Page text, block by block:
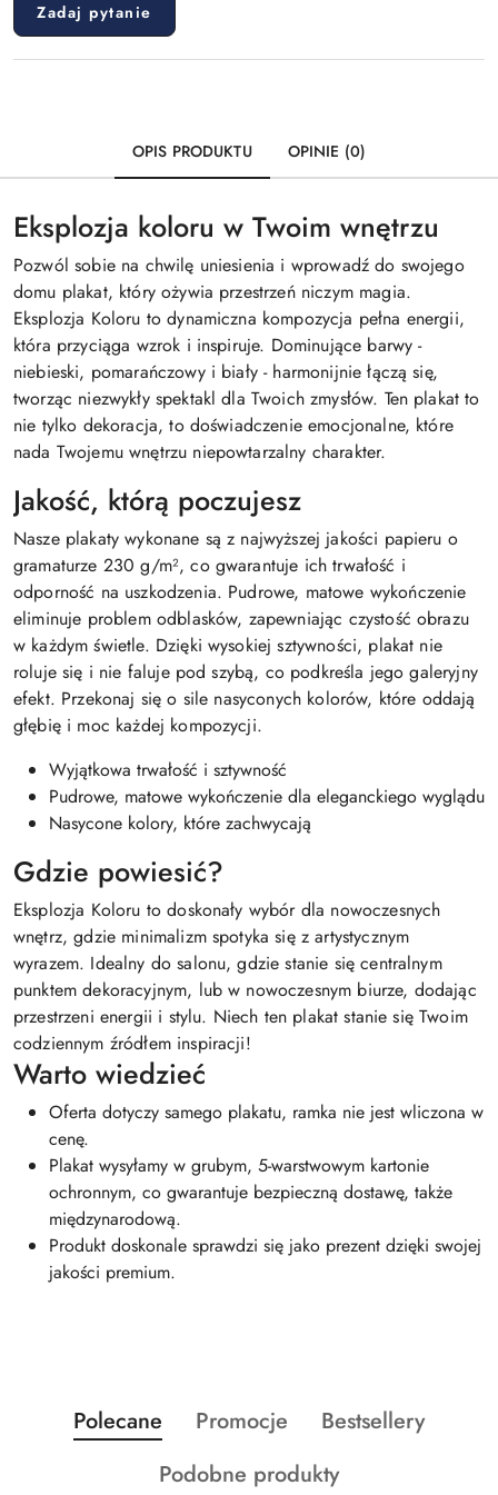
Zadaj pytanie
OPIS PRODUKTU OPINIE (0)
Eksplozja koloru w Twoim wnętrzu
Pozwól sobie na chwilę uniesienia i wprowadź do swojego
domu plakat, który ożywia przestrzeń niczym magia.
Eksplozja Koloru to dynamiczna kompozycja pełna energii,
która przyciąga wzrok i inspiruje. Dominujące barwy -
niebieski, pomarańczowy i biały - harmonijnie łączą się,
tworząc niezwykły spektakl dla Twoich zmysłów. Ten plakat to
nie tylko dekoracja, to doświadczenie emocjonalne, które
nada Twojemu wnętrzu niepowtarzalny charakter.
Jakość, którą poczujesz
Nasze plakaty wykonane są z najwyższej jakości papieru o
gramaturze 230 g/m², co gwarantuje ich trwałość i
odporność na uszkodzenia. Pudrowe, matowe wykończenie
eliminuje problem odblasków, zapewniając czystość obrazu
w każdym świetle. Dzięki wysokiej sztywności, plakat nie
roluje się i nie faluje pod szybą, co podkreśla jego galeryjny
efekt. Przekonaj się o sile nasyconych kolorów, które oddają
głębię i moc każdej kompozycji.
Wyjątkowa trwałość i sztywność
Pudrowe, matowe wykończenie dla eleganckiego wyglądu
Nasycone kolory, które zachwycają
Gdzie powiesić?
Eksplozja Koloru to doskonały wybór dla nowoczesnych
wnętrz, gdzie minimalizm spotyka się z artystycznym
wyrazem. Idealny do salonu, gdzie stanie się centralnym
punktem dekoracyjnym, lub w nowoczesnym biurze, dodając
przestrzeni energii i stylu. Niech ten plakat stanie się Twoim
codziennym źródłem inspiracji!
Warto wiedzieć
Oferta dotyczy samego plakatu, ramka nie jest wliczona w
cenę.
Plakat wysyłamy w grubym, 5-warstwowym kartonie
ochronnym, co gwarantuje bezpieczną dostawę, także
międzynarodową.
Produkt doskonale sprawdzi się jako prezent dzięki swojej
jakości premium.
Pomiń karuzelę produktów
Produkty
o
Polecane
Produkty
statusie:
Promocje
Produkty
statusie:
Bestsellery
Produkty
Podobne produkty